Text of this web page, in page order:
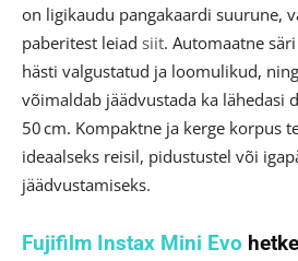
on ligikaudu pangakaardi suurune,
paberitest leiad siit. Automaatne
hästi valgustatud ja loomulikud,
võimaldab jäädvustada ka lähedasi
50 cm. Kompaktne ja kerge korpus
ideaalseks reisil, pidustustel või
jäädvustamiseks.
Fujifilm Instax Mini Evo